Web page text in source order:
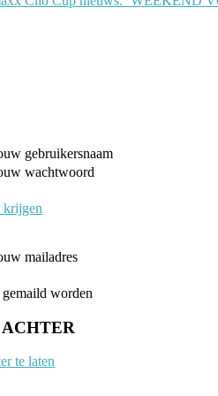
gebruikersnaam
wachtwoord
krijgen
mailadres
worden
te laten